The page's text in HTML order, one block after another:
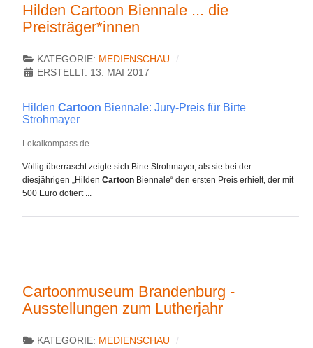
Hilden Cartoon Biennale ... die
Preisträger*innen
KATEGORIE: MEDIENSCHAU
ERSTELLT: 13. MAI 2017
Hilden Cartoon Biennale: Jury-Preis für Birte
Strohmayer
Lokalkompass.de
Völlig überrascht zeigte sich Birte Strohmayer, als sie bei der
diesjährigen „Hilden Cartoon Biennale“ den ersten Preis erhielt, der mit
500 Euro dotiert ...
Cartoonmuseum Brandenburg -
Ausstellungen zum Lutherjahr
KATEGORIE: MEDIENSCHAU